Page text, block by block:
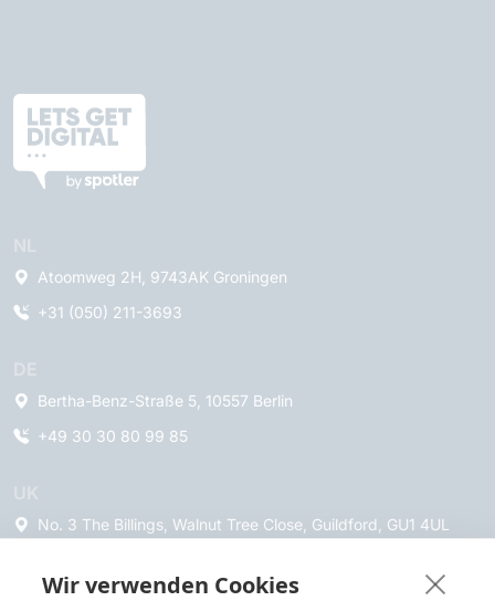
Wir verwenden Cookies
Atoomweg 2H, 9743AK Groningen
+31 (050) 211-3693
Bertha-Benz-Straße 5, 10557 Berlin
+49 30 30 80 99 85
No. 3 The Billings, Walnut Tree Close, Guildford, GU1 4UL